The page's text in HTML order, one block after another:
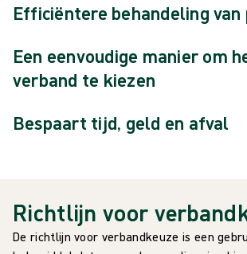
Efficiëntere behandeling
Een eenvoudige manier om
verband te kiezen
Bespaart tijd, geld en afval
Richtlijn voor
De richtlijn voor verbandkeuze is een